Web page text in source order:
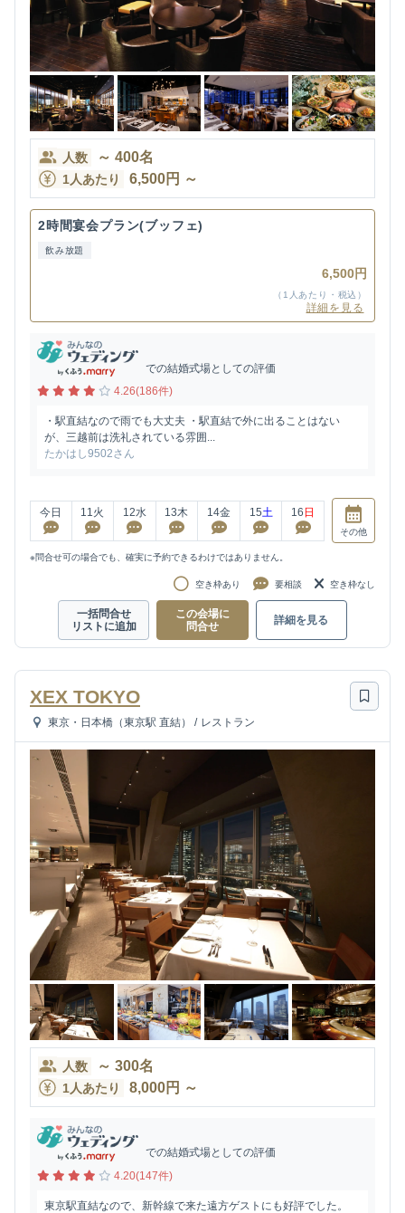
人数 ～ 400名
1人あたり 6,500円 ～
2時間宴会プラン(ブッフェ)
飲み放題
6,500円
（1人あたり・税込）
詳細を見る
での結婚式場としての評価
4.26(186件)
・駅直結なので雨でも大丈夫 ・駅直結で外に出ることはない
が、三越前は洗礼されている雰囲...
たかはし9502さん
今日 11 火 12水 13木 14金 15土 16 日
その他
※問合せ可の場合でも、確実に予約できるわけではありません。
空き枠あり 要相談 空き枠なし
一括問合せ
リストに追加
この会場に
問合せ
詳細を見る
XEX TOKYO
東京・日本橋（東京駅 直結） / レストラン
人数 ～ 300名
1人あたり 8,000円 ～
での結婚式場としての評価
4.20(147件)
東京駅直結なので、新幹線で来た遠方ゲストにも好評でした。